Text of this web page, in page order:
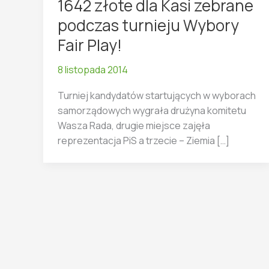
1642 złote dla Kasi zebrane
podczas turnieju Wybory
Fair Play!
8 listopada 2014
Turniej kandydatów startujących w wyborach
samorządowych wygrała drużyna komitetu
Wasza Rada, drugie miejsce zajęła
reprezentacja PiS a trzecie – Ziemia […]